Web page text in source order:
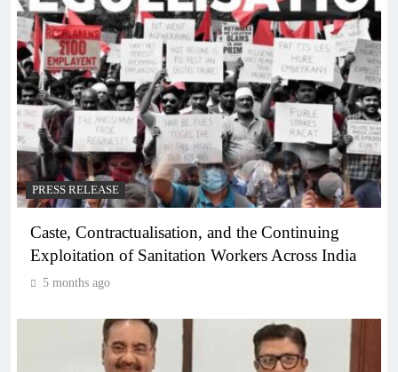
PRESS RELEASE
Caste, Contractualisation, and the Continuing
Exploitation of Sanitation Workers Across India
5 months ago